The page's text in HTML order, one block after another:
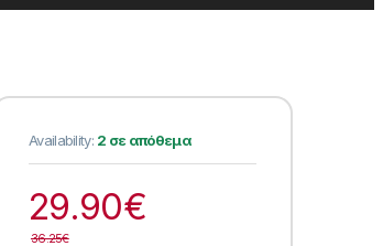
Availability: 2 σε απόθεμα
29.90€
36.25€